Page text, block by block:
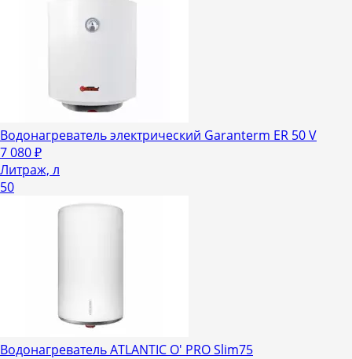
Водонагреватель электрический Garanterm ER 50 V
7 080₽
Литраж, л
50
Водонагреватель ATLANTIC O' PRO Slim75